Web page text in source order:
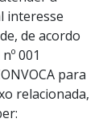
interesse
de acordo
001
para
relacionada,